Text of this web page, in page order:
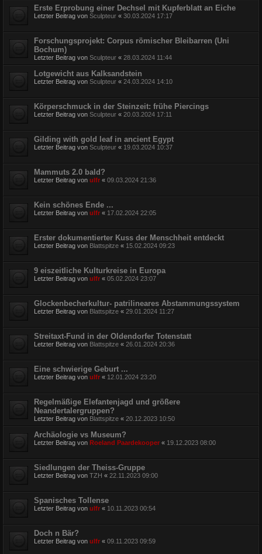
Erste Erprobung einer Dechsel mit Kupferblatt an Eiche
Letzter Beitrag von Sculpteur « 30.03.2024 17:17
Forschungsprojekt: Corpus römischer Bleibarren (Uni
Bochum)
Letzter Beitrag von Sculpteur « 28.03.2024 11:44
Lotgewicht aus Kalksandstein
Letzter Beitrag von Sculpteur « 24.03.2024 14:10
Körperschmuck in der Steinzeit: frühe Piercings
Letzter Beitrag von Sculpteur « 20.03.2024 17:11
Gilding with gold leaf in ancient Egypt
Letzter Beitrag von Sculpteur « 19.03.2024 10:37
Mammuts 2.0 bald?
Letzter Beitrag von ulfr « 09.03.2024 21:36
Kein schönes Ende ...
Letzter Beitrag von ulfr « 17.02.2024 22:05
Erster dokumentierter Kuss der Menschheit entdeckt
Letzter Beitrag von Blattspitze « 15.02.2024 09:23
9 eiszeitliche Kulturkreise in Europa
Letzter Beitrag von ulfr « 05.02.2024 23:07
Glockenbecherkultur- patrilineares Abstammungssystem
Letzter Beitrag von Blattspitze « 29.01.2024 11:27
Streitaxt-Fund in der Oldendorfer Totenstatt
Letzter Beitrag von Blattspitze « 26.01.2024 20:36
Eine schwierige Geburt ...
Letzter Beitrag von ulfr « 12.01.2024 23:20
Regelmäßige Elefantenjagd und größere
Neandertalergruppen?
Letzter Beitrag von Blattspitze « 20.12.2023 10:50
Archäologie vs Museum?
Letzter Beitrag von Roeland Paardekooper « 19.12.2023 08:00
Siedlungen der Theiss-Gruppe
Letzter Beitrag von TZH « 22.11.2023 09:00
Spanisches Tollense
Letzter Beitrag von ulfr « 10.11.2023 00:54
Doch n Bär?
Letzter Beitrag von ulfr « 09.11.2023 09:59